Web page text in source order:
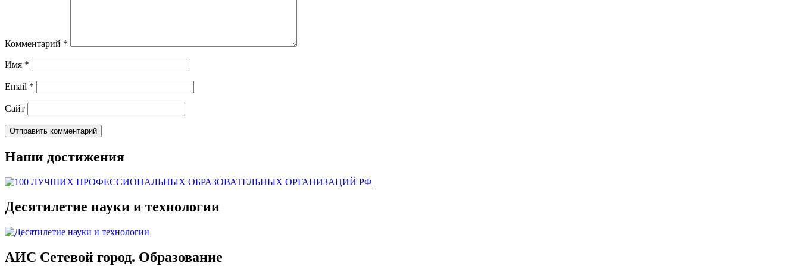
Комментарий *
Имя *
Email *
Сайт
Наши достижения
Десятилетие науки и технологии
АИС Сетевой город. Образование